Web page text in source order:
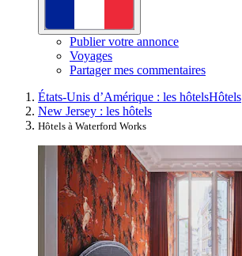
Publier votre annonce
Voyages
Partager mes commentaires
États-Unis d’Amérique : les hôtelsHôtels
New Jersey : les hôtels
Hôtels à Waterford Works